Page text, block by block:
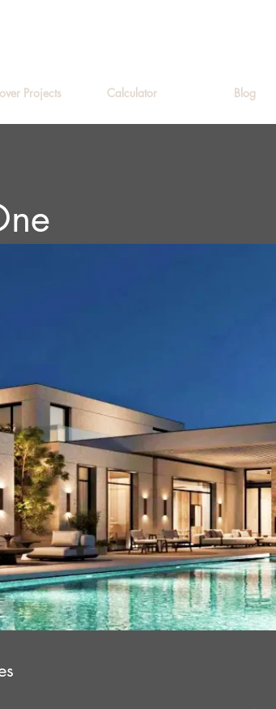
Projects Calculator Blog